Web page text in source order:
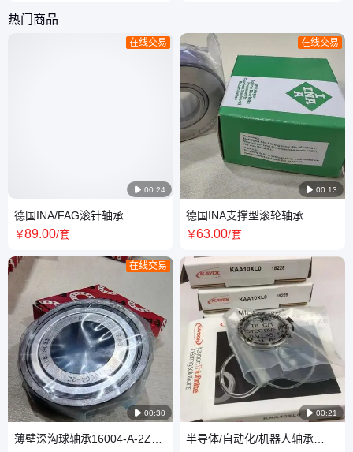
热门商品
 00:24
在线交易
德国INA/FAG滚针轴承
RNA6905-XL RNA6903-XL 单
￥89.00/套
 00:30
在线交易
薄壁深沟球轴承16004-A-2Z
 00:13
在线交易
德国INA支撑型滚轮轴承
NATR17UU NATR6 NATR8轴
￥63.00/套
 00:21
半导体/自动化/机器人轴承